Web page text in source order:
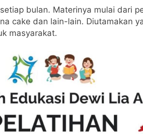
bulan. Materinya mulai dari
cake dan lain-lain. Diutamakan
masyarakat.